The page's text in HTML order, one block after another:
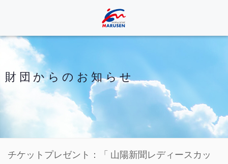
財団からのお知らせ
チケットプレゼント：「 山陽新聞レディースカッ